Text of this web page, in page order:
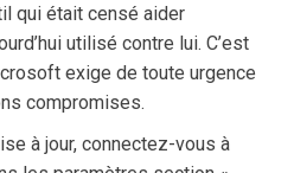
qui était censé aider
utilisé contre lui. C’est
exige de toute urgence
compromises.
à jour, connectez-vous à